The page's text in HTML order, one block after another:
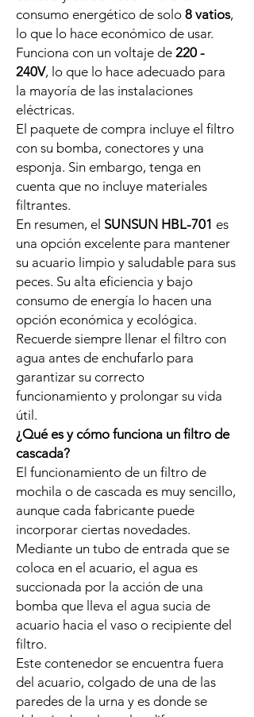
consumo energético de solo 8 vatios,
lo que lo hace económico de usar.
Funciona con un voltaje de 220 -
240V, lo que lo hace adecuado para
la mayoría de las instalaciones
eléctricas.
El paquete de compra incluye el filtro
con su bomba, conectores y una
esponja. Sin embargo, tenga en
cuenta que no incluye materiales
filtrantes.
En resumen, el SUNSUN HBL-701 es
una opción excelente para mantener
su acuario limpio y saludable para sus
peces. Su alta eficiencia y bajo
consumo de energía lo hacen una
opción económica y ecológica.
Recuerde siempre llenar el filtro con
agua antes de enchufarlo para
garantizar su correcto
funcionamiento y prolongar su vida
útil.
¿Qué es y cómo funciona un filtro de
cascada?
El funcionamiento de un filtro de
mochila o de cascada es muy sencillo,
aunque cada fabricante puede
incorporar ciertas novedades.
Mediante un tubo de entrada que se
coloca en el acuario, el agua es
succionada por la acción de una
bomba que lleva el agua sucia de
acuario hacia el vaso o recipiente del
filtro.
Este contenedor se encuentra fuera
del acuario, colgado de una de las
paredes de la urna y es donde se